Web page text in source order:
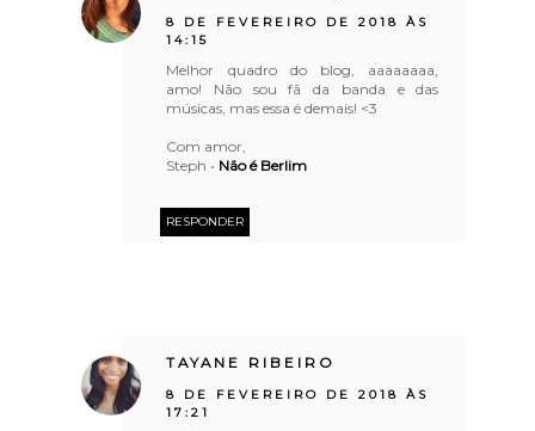
8 DE FEVEREIRO DE 2018 ÀS
14:15
Melhor quadro do blog, aaaaaaaa,
amo! Não sou fã da banda e das
músicas, mas essa é demais! <3
Com amor,
Steph • Não é Berlim
RESPONDER
TAYANE RIBEIRO
8 DE FEVEREIRO DE 2018 ÀS
17:21